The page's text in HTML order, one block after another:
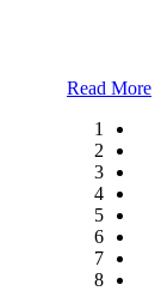
Read More
1
2
3
4
5
6
7
8